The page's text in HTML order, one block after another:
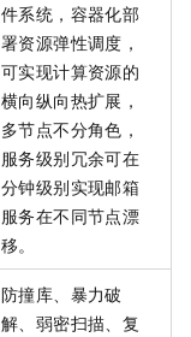
件系统，容器化部
署资源弹性调度，
可实现计算资源的
横向纵向热扩展，
多节点不分角色，
服务级别冗余可在
分钟级别实现邮箱
服务在不同节点漂
移。
防撞库、暴力破
解、弱密扫描、复